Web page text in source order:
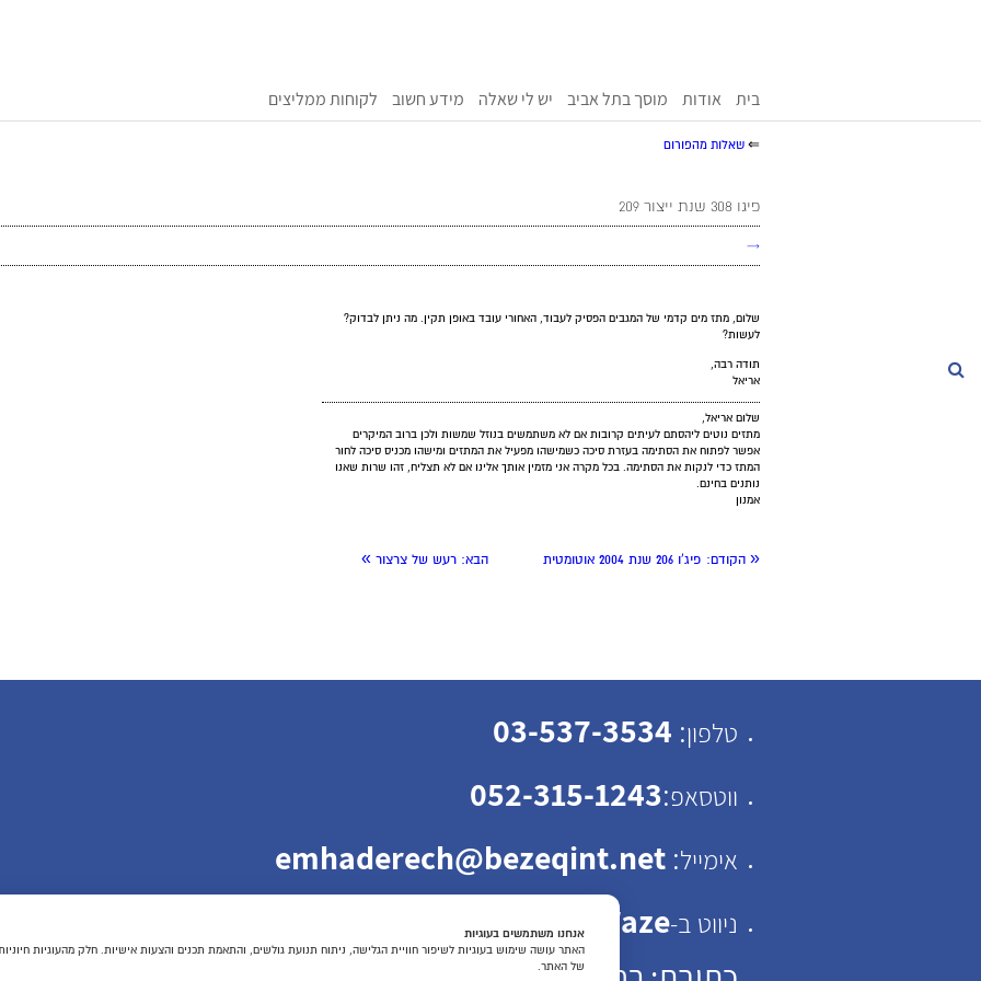
בית אודות מוסך בתל אביב יש לי שאלה מידע חשוב לקוחות ממליצים
⇐ שאלות מהפורום
פיגו 308 שנת ייצור 209
→
שלום, מתז מים קדמי של המגבים הפסיק לעבוד, האחורי עובד באופן תקין. מה ניתן לבדוק?
לעשות?
תודה רבה,
אריאל
שלום אריאל,
מתזים נוטים ליהסתם לעיתים קרובות אם לא משתמשים בנוזל שמשות ולכן ברוב המיקרים
אפשר לפתוח את הסתימה בעזרת סיכה כשמישהו מפעיל את המתזים ומישהו מכניס סיכה לחור
המתז כדי לנקות את הסתימה. בכל מקרה אני מזמין אותך אלינו אם לא תצליח, זהו שרות שאנו
נותנים בחינם.
אמנון
« הקודם: פיג'ו 206 שנת 2004 אוטומטית הבא: רעש של צרצור »
טלפון:
03-537-3534
ווטסאפ:
052-315-1243
אימייל:
emhaderech@bezeqint.net
ניווט ב-Waze
אנחנו משתמשים בעוגיות
האתר עושה שימוש בעוגיות לשיפור חוויית הגלישה, ניתוח תנועת גולשים, והתאמת תכנים והצעות אישיות. חלק מהעוגיות
של האתר.